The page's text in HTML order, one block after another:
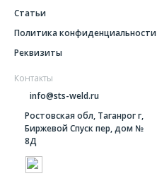
Статьи
Политика конфиденциальности
Реквизиты
Контакты
info@sts-weld.ru
Ростовская обл, Таганрог г,
Биржевой Спуск пер, дом №
8Д